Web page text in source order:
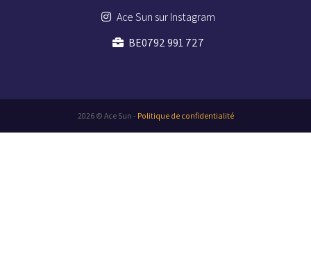
Ace Sun sur Instagram
BE0792 991 727
2026 © Ace Sun - Politique de confidentialité